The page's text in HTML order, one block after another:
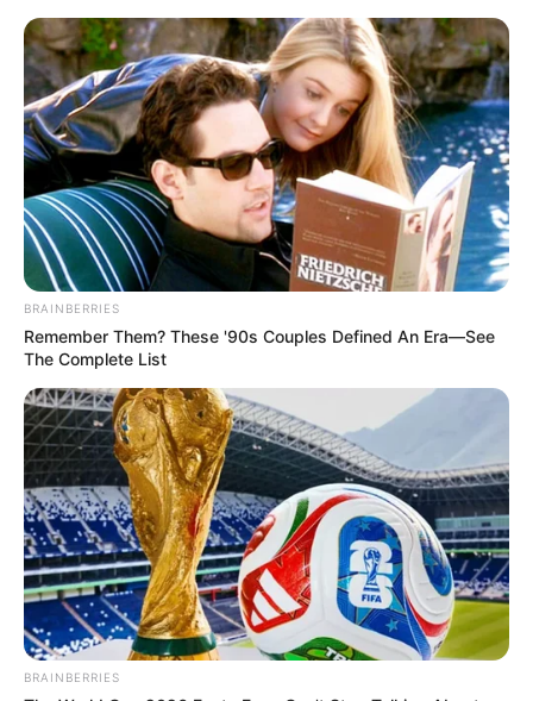
Como Fazer Jogo de Cozinha de
Crochê: 25 Modelos Lindos
+Gráficos
BRAINBERRIES
Remember Them? These '90s Couples Defined An Era—See
The Complete List
BRAINBERRIES